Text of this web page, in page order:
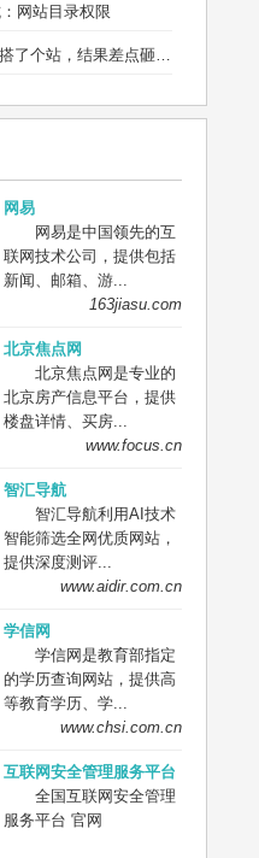
网站目录权限
省下3000块，自己搭了个站，结果差点砸电脑
网易
网易是中国领先的互
联网技术公司，提供包括
新闻、邮箱、游...
163jiasu.com
北京焦点网
北京焦点网是专业的
北京房产信息平台，提供
楼盘详情、买房...
www.focus.cn
智汇导航
智汇导航利用AI技术
智能筛选全网优质网站，
提供深度测评...
www.aidir.com.cn
学信网
学信网是教育部指定
的学历查询网站，提供高
等教育学历、学...
www.chsi.com.cn
互联网安全管理服务平台
全国互联网安全管理
服务平台 官网